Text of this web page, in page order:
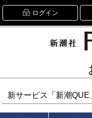
ログイン
新サービス「新潮